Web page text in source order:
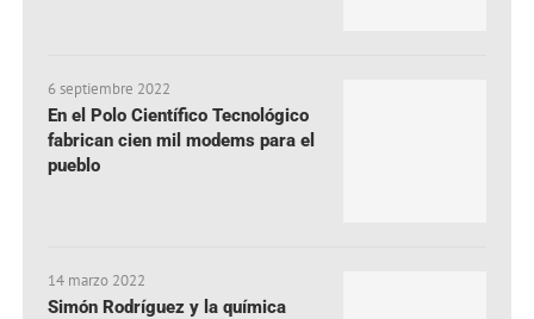
6 septiembre 2022
En el Polo Científico Tecnológico
fabrican cien mil modems para el
pueblo
14 marzo 2022
Simón Rodríguez y la química